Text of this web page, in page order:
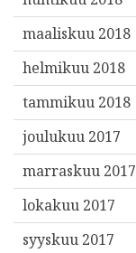
maaliskuu 2018
helmikuu 2018
tammikuu 2018
joulukuu 2017
marraskuu 2017
lokakuu 2017
syyskuu 2017